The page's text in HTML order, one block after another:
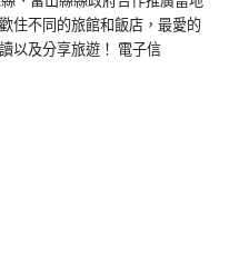
住不同的旅館和飯店，最愛的
以及分享旅遊！ 電子信